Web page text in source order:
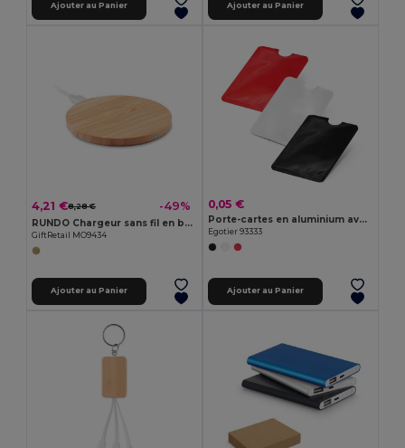
Ajouter au Panier Ajouter au Panier
4,21 €8,28 € -49%
RUNDO Chargeur sans fil en bambou MO9434
GiftRetail MO9434
Ajouter au Panier
0,05 €
Porte-cartes en aluminium avec blocage RFID
Egotier 93333
Ajouter au Panier